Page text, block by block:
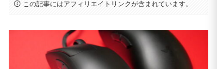
この記事にはアフィリエイトリンクが含まれています。